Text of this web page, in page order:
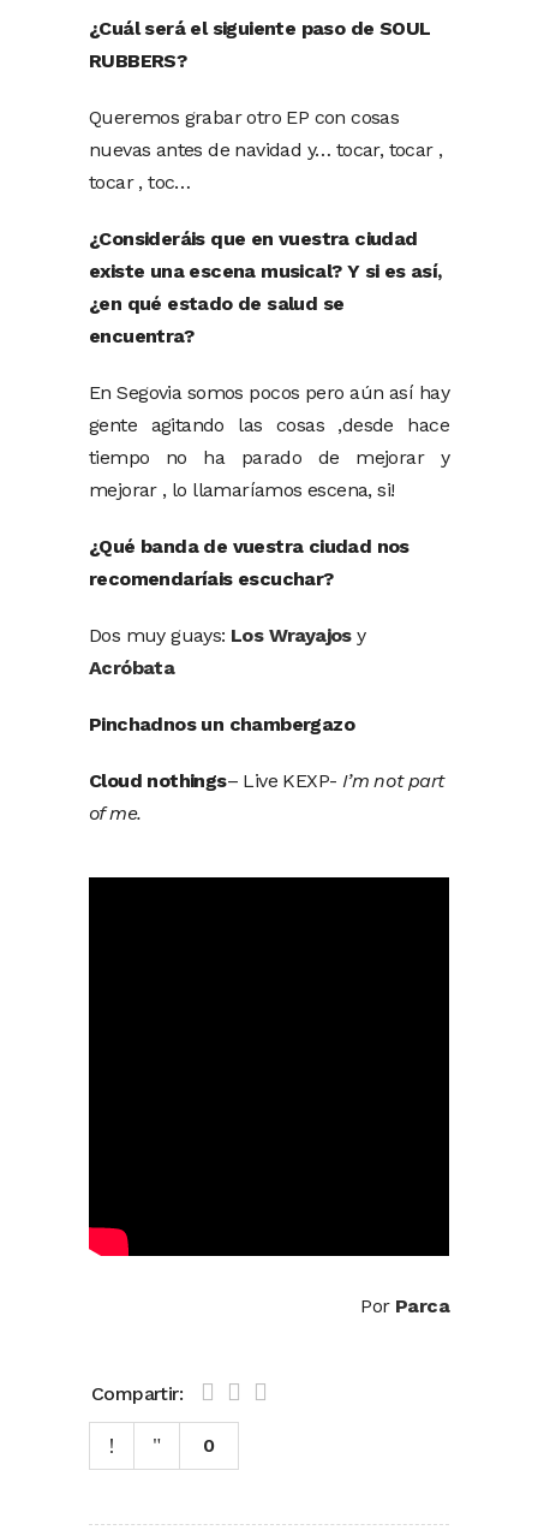
¿Cuál será el siguiente paso de SOUL
RUBBERS?
Queremos grabar otro EP con cosas
nuevas antes de navidad y… tocar, tocar ,
tocar , toc…
¿Consideráis que en vuestra ciudad
existe una escena musical? Y si es así,
¿en qué estado de salud se
encuentra?
En Segovia somos pocos pero aún así hay
gente agitando las cosas ,desde hace
tiempo no ha parado de mejorar y
mejorar , lo llamaríamos escena, si!
¿Qué banda de vuestra ciudad nos
recomendaríais escuchar?
Dos muy guays: Los Wrayajosy
Acróbata
Pinchadnos un chambergazo
Cloud nothings– Live KEXP- I’m not part
of me.
Por Parca
Compartir:
0